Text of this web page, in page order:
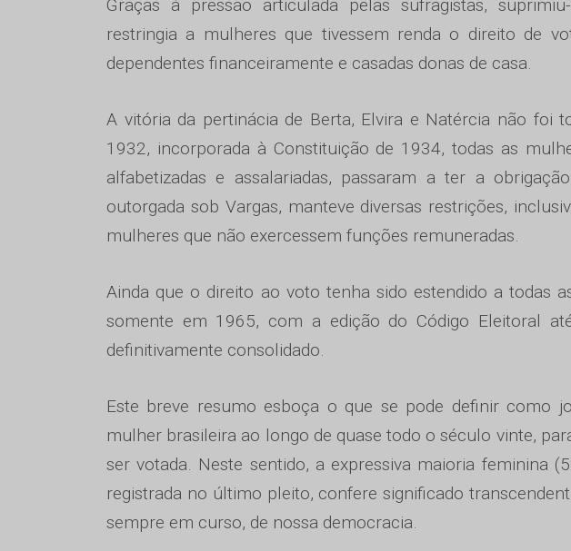
Graças à pressão articulada pelas sufragistas,
restringia a mulheres que tivessem renda o direito de
dependentes financeiramente e casadas donas de casa.
A vitória da pertinácia de Berta, Elvira e Natércia não foi
1932, incorporada à Constituição de 1934, todas as
alfabetizadas e assalariadas, passaram a ter a
outorgada sob Vargas, manteve diversas restrições,
mulheres que não exercessem funções remuneradas.
Ainda que o direito ao voto tenha sido estendido a todas
somente em 1965, com a edição do Código Eleitoral
definitivamente consolidado.
Este breve resumo esboça o que se pode definir como
mulher brasileira ao longo de quase todo o século vinte,
ser votada. Neste sentido, a expressiva maioria feminina
registrada no último pleito, confere significado
sempre em curso, de nossa democracia.